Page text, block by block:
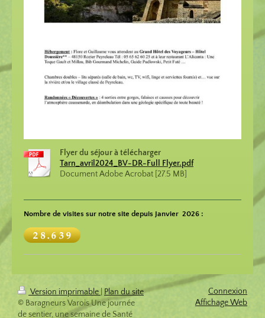
Flyer du séjour à télécharger
Tarn_avril2024_BV-DR-Full Flyer.pdf
Document Adobe Acrobat [27.5 MB]
Nombre de visites sur notre site depuis Janvier 2026 :
Version imprimable
Plan du site
© Baragneurs Varois Une journée
de sentier, une semaine de Santé
Connexion
Affichage Web